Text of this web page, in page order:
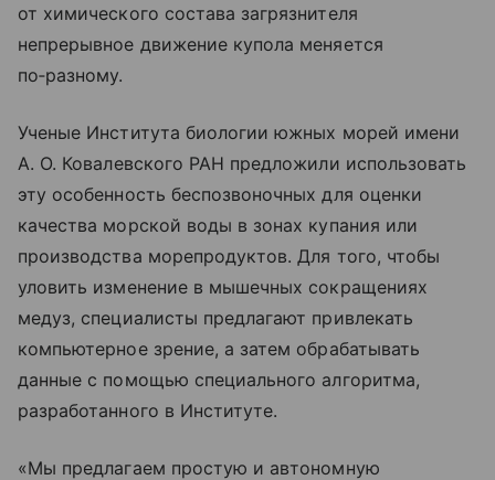
от химического состава загрязнителя
непрерывное движение купола меняется
по‑разному.
Ученые Института биологии южных морей имени
А. О. Ковалевского РАН предложили использовать
эту особенность беспозвоночных для оценки
качества морской воды в зонах купания или
производства морепродуктов. Для того, чтобы
уловить изменение в мышечных сокращениях
медуз, специалисты предлагают привлекать
компьютерное зрение, а затем обрабатывать
данные с помощью специального алгоритма,
разработанного в Институте.
«Мы предлагаем простую и автономную